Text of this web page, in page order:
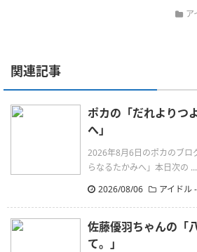
ア
関連記事
ポカの「だれより
へ」
2026年8月6日のポカのブロ
らなるたかみへ」本日次の ...
2026/08/06
アイドル
佐藤優羽ちゃんの「
て。」